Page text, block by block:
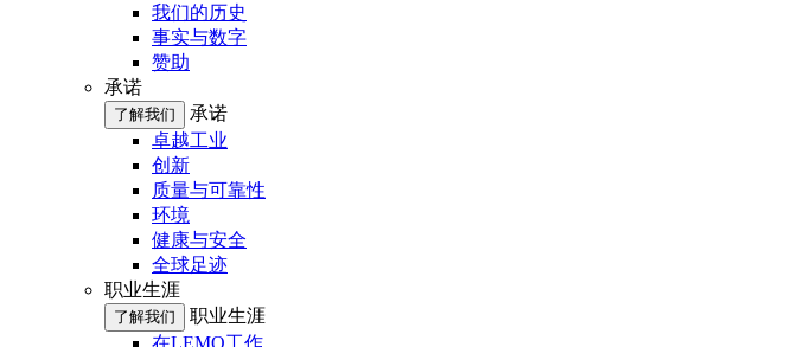
我们的历史
事实与数字
赞助
承诺
了解我们
承诺
卓越工业
创新
质量与可靠性
环境
健康与安全
全球足迹
职业生涯
了解我们
职业生涯
在LEMO工作